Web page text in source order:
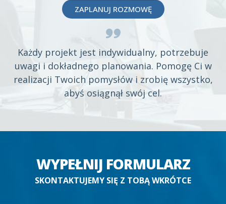
ZAPLANUJ ROZMOWĘ
Każdy projekt jest indywidualny, potrzebuje
uwagi i dokładnego planowania. Pomogę Ci w
realizacji Twoich pomysłów i zrobię wszystko,
abyś osiągnął swój cel.
WYPEŁNIJ FORMULARZ
SKONTAKTUJEMY SIĘ Z TOBĄ WKRÓTCE